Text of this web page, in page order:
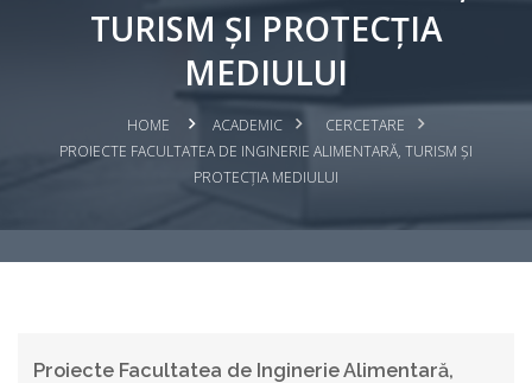
TURISM ȘI PROTECȚIA
MEDIULUI
HOME ACADEMIC
CERCETARE
PROIECTE FACULTATEA DE INGINERIE ALIMENTARĂ, TURISM ȘI
PROTECȚIA MEDIULUI
Proiecte Facultatea de Inginerie Alimentară,